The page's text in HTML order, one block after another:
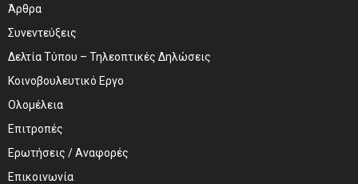
Άρθρα
Συνεντεύξεις
Δελτία Τύπου – Τηλεοπτικές Δηλώσεις
Κοινοβουλευτικό Εργο
Ολομέλεια
Επιτροπές
Ερωτήσεις / Αναφορές
Επικοινωνία